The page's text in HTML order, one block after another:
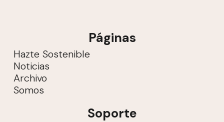
Páginas
Hazte Sostenible
Noticias
Archivo
Somos
Soporte